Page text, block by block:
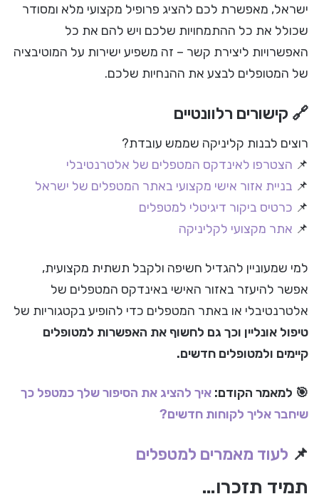
ישראל, מאפשרת לכם להציג פרופיל מקצועי מלא ומסודר
שכולל את כל ההתמחויות שלכם ויש להם את כל
האפשרויות ליצירת קשר – זה משפיע ישירות על המוטיבציה
של המטופלים לבצע את ההנחיות שלכם.
🔗 קישורים רלוונטיים
רוצים לבנות קליניקה שממש עובדת?
📌 הצטרפו לאינדקס המטפלים של אלטרנטיבלי
📌 בניית אזור אישי מקצועי באתר המטפלים של ישראל
📌 כרטיס ביקור דיגיטלי למטפלים
📌 אתר מקצועי לקליניקה
למי שמעוניין להגדיל חשיפה ולקבל תשתית מקצועית,
אפשר להיעזר באזור האישי באינדקס המטפלים של
אלטרנטיבלי או באתר המטפלים כדי להופיע בקטגוריות של
טיפול אונליין וכך גם לחשוף את האפשרות למטופלים
קיימים ולמטופלים חדשים.
🎯 למאמר הקודם: איך להציג את הסיפור שלך כמטפל כך
שיחבר אליך לקוחות חדשים?
📌 לעוד מאמרים למטפלים
תמיד תזכרו…